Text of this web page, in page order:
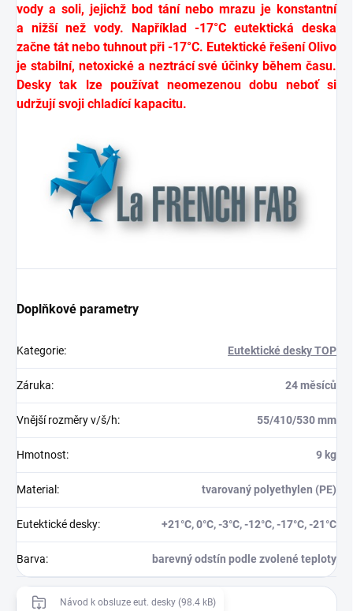
vody a soli, jejichž bod tání nebo mrazu je konstantní
a nižší než vody. Například -17°C eutektická deska
začne tát nebo tuhnout při -17°C. Eutektické řešení Olivo
je stabilní, netoxické a neztrácí své účinky během času.
Desky tak lze používat neomezenou dobu neboť si
udržují svoji chladící kapacitu.
Doplňkové parametry
Kategorie: Eutektické desky TOP
Záruka: 24 měsíců
Vnější rozměry v/š/h: 55/410/530 mm
Hmotnost: 9 kg
Material : tvarovaný polyethylen (PE)
Eutektické desky: +21°C, 0°C, -3°C, -12°C, -17°C, -21°C
Barva: barevný odstín podle zvolené teploty
Návod k obsluze eut. desky (98.4 kB)